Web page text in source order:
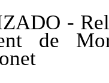
-
de